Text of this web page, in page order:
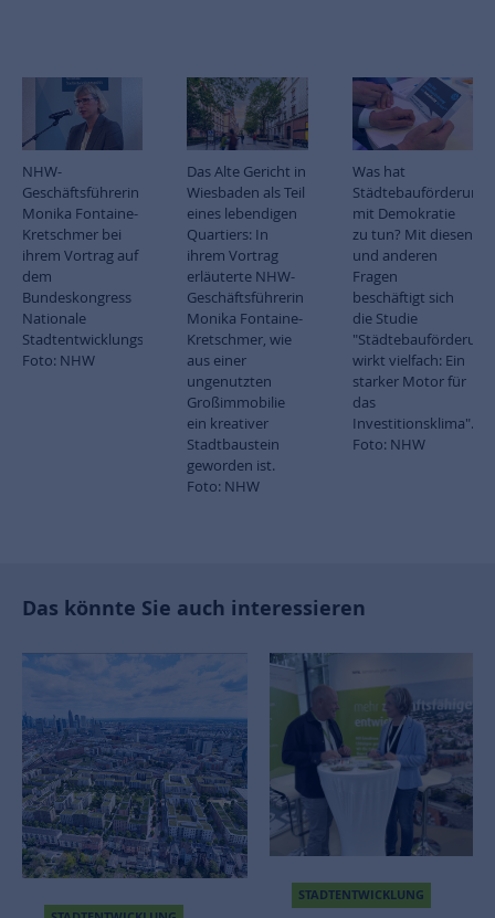
NHW-
Geschäftsführerin
Monika Fontaine-
Kretschmer bei
ihrem Vortrag auf
dem
Bundeskongress
Nationale
Stadtentwicklungspolitik.
Foto: NHW
Das Alte Gericht in
Wiesbaden als Teil
eines lebendigen
Quartiers: In
ihrem Vortrag
erläuterte NHW-
Geschäftsführerin
Monika Fontaine-
Kretschmer, wie
aus einer
ungenutzten
Großimmobilie
ein kreativer
Stadtbaustein
geworden ist.
Foto: NHW
Was hat
Städtebauförderung
mit Demokratie
zu tun? Mit diesen
und anderen
Fragen
beschäftigt sich
die Studie
"Städtebauförderung
wirkt vielfach: Ein
starker Motor für
das
Investitionsklima".
Foto: NHW
Das könnte Sie auch interessieren
STADTENTWICKLUNG